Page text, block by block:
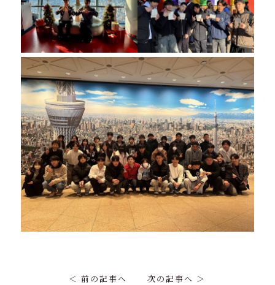
＜ 前の記事へ 次の記事へ ＞